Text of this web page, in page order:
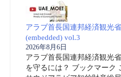
アラブ首長国連邦経済観光
(embedded) vol.3
2026年8月6日
アラブ首長国連邦経済観光
を守るには？ ブックマーク